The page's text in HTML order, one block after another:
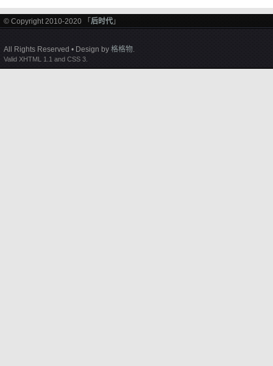
© Copyright 2010-2020 「 后时代 」
All Rights Reserved • Design by 格格物.
Valid XHTML 1.1 and CSS 3.